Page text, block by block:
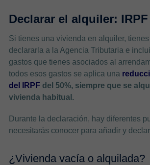
Declarar el alquiler: IRPF
Si tienes una vivienda en alquiler,
declararla a la Agencia Tributaria e
gastos que tienes asociados al
todos esos gastos se aplica una
del IRPF del 50%, siempre que se
vivienda habitual.
Durante la declaración, hay diferentes
necesitarás conocer para añadir y
¿Vivienda vacía o alquilada?